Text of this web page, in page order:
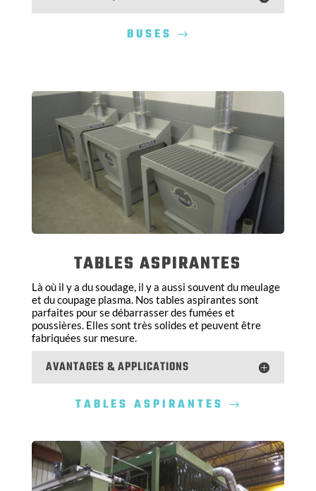
BUSES
TABLES ASPIRANTES
Là où il y a du soudage, il y a aussi souvent du meulage
et du coupage plasma. Nos tables aspirantes sont
parfaites pour se débarrasser des fumées et
poussières. Elles sont très solides et peuvent être
fabriquées sur mesure.
AVANTAGES & APPLICATIONS
TABLES ASPIRANTES